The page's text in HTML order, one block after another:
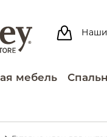
Наши
мебель